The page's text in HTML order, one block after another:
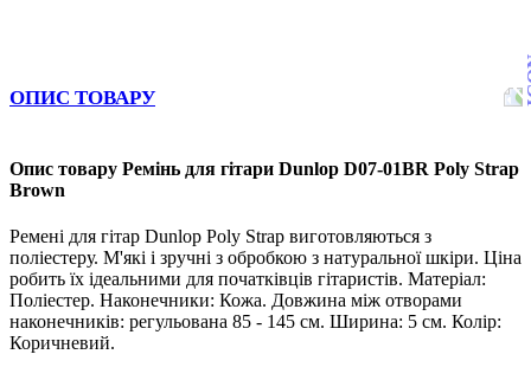
ОПИС ТОВАРУ
Опис товару Ремінь для гітари Dunlop D07-01BR Poly Strap
Brown
Ремені для гітар Dunlop Poly Strap виготовляються з
поліестеру. М'які і зручні з обробкою з натуральної шкіри. Ціна
робить їх ідеальними для початківців гітаристів. Матеріал:
Поліестер. Наконечники: Кожа. Довжина між отворами
наконечників: регульована 85 - 145 см. Ширина: 5 см. Колір:
Коричневий.